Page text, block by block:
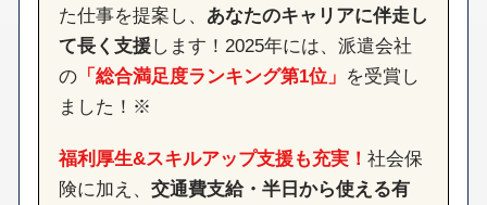
た仕事を提案し、 あなたのキャリアに伴走し
て長く支援します！2025年には、派遣会社
の「総合満足度ランキング第1位」 を受賞し
ました！※
福利厚生&スキルアップ支援も充実！ 社会保
険に加え、 交通費支給・半日から使える有